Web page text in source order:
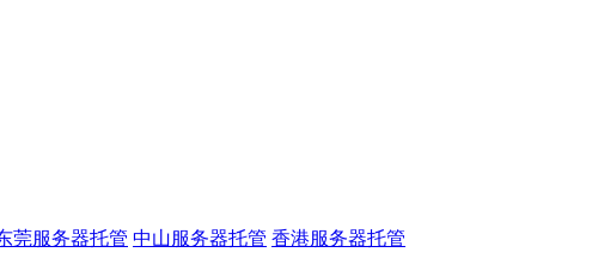
莞服务器托管 中山服务器托管 香港服务器托管